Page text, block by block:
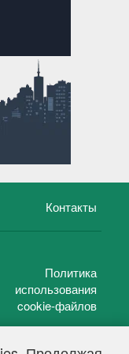
Контакты
Политика
использования
cookie-файлов